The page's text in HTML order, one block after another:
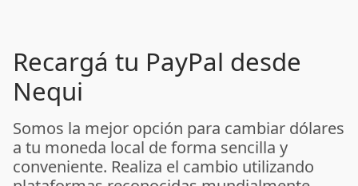
Recargá tu PayPal desde
Nequi
Somos la mejor opción para cambiar dólares
a tu moneda local de forma sencilla y
conveniente. Realiza el cambio utilizando